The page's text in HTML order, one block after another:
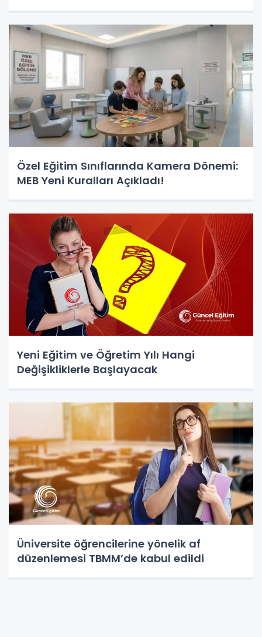
Özel Eğitim Sınıflarında Kamera Dönemi:
MEB Yeni Kuralları Açıkladı!
Yeni Eğitim ve Öğretim Yılı Hangi
Değişikliklerle Başlayacak
Üniversite öğrencilerine yönelik af
düzenlemesi TBMM’de kabul edildi